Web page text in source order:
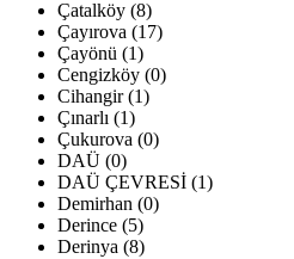
Çatalköy (8)
Çayırova (17)
Çayönü (1)
Cengizköy (0)
Cihangir (1)
Çınarlı (1)
Çukurova (0)
DAÜ (0)
DAÜ ÇEVRESİ (1)
Demirhan (0)
Derince (5)
Derinya (8)